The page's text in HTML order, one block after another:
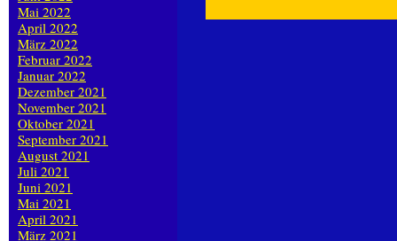
Mai 2022
April 2022
März 2022
Februar 2022
Januar 2022
Dezember 2021
November 2021
Oktober 2021
September 2021
August 2021
Juli 2021
Juni 2021
Mai 2021
April 2021
März 2021